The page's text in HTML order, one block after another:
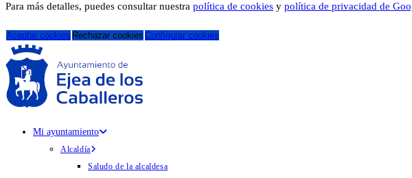
Para más detalles, puedes consultar nuestra política de cookies y política de privacidad de
Aceptar cookies Rechazar cookies Configurar cookies
Mi ayuntamiento
Alcaldía
Saludo de la alcaldesa